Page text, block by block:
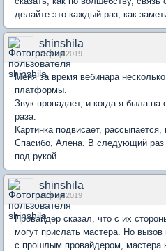
делайте это каждый раз, как
shinshila
15 мар 2019
Меня за время вебинара
платформы.
Звук пропадает, и когда я была на
раза.
Картинка подвисает,
Спасибо, Алена. В следующий раз
под рукой.
shinshila
21 мар 2019
Провайдер сказал, что с их
могут прислать мастера. Но
с прошлым провайдером, мастера